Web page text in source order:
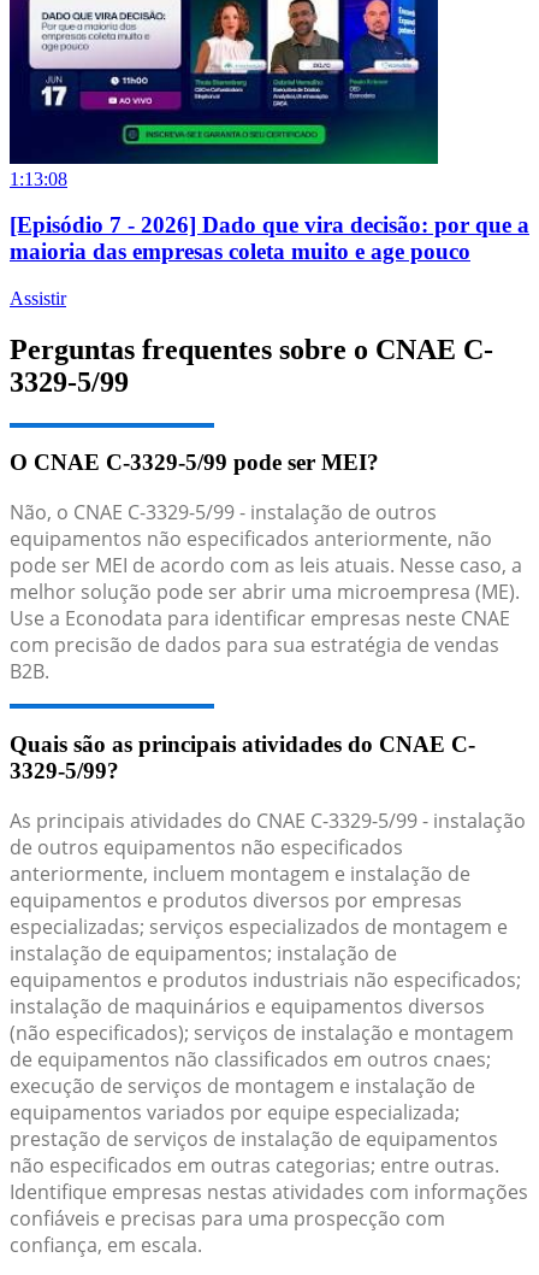
1:13:08
[Episódio 7 - 2026] Dado que vira decisão: por que a
maioria das empresas coleta muito e age pouco
Assistir
Perguntas frequentes sobre o CNAE C-
3329-5/99
O CNAE C-3329-5/99 pode ser MEI?
Não, o CNAE C-3329-5/99 - instalação de outros
equipamentos não especificados anteriormente, não
pode ser MEI de acordo com as leis atuais. Nesse caso, a
melhor solução pode ser abrir uma microempresa (ME).
Use a Econodata para identificar empresas neste CNAE
com precisão de dados para sua estratégia de vendas
B2B.
Quais são as principais atividades do CNAE C-
3329-5/99?
As principais atividades do CNAE C-3329-5/99 - instalação
de outros equipamentos não especificados
anteriormente, incluem montagem e instalação de
equipamentos e produtos diversos por empresas
especializadas; serviços especializados de montagem e
instalação de equipamentos; instalação de
equipamentos e produtos industriais não especificados;
instalação de maquinários e equipamentos diversos
(não especificados); serviços de instalação e montagem
de equipamentos não classificados em outros cnaes;
execução de serviços de montagem e instalação de
equipamentos variados por equipe especializada;
prestação de serviços de instalação de equipamentos
não especificados em outras categorias; entre outras.
Identifique empresas nestas atividades com informações
confiáveis e precisas para uma prospecção com
confiança, em escala.